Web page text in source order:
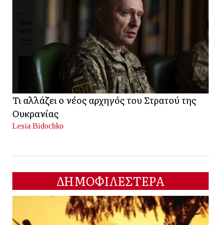
Τι αλλάζει ο νέος αρχηγός του Στρατού της
Ουκρανίας
Lesia Bidochko
ΔΗΜΟΦΙΛΕΣΤΕΡΑ